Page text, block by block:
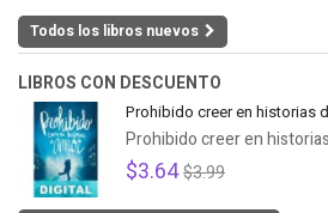
Todos los libros nuevos
LIBROS CON DESCUENTO
Prohibido creer en historias
Prohibido creer en
$3.64$3.99